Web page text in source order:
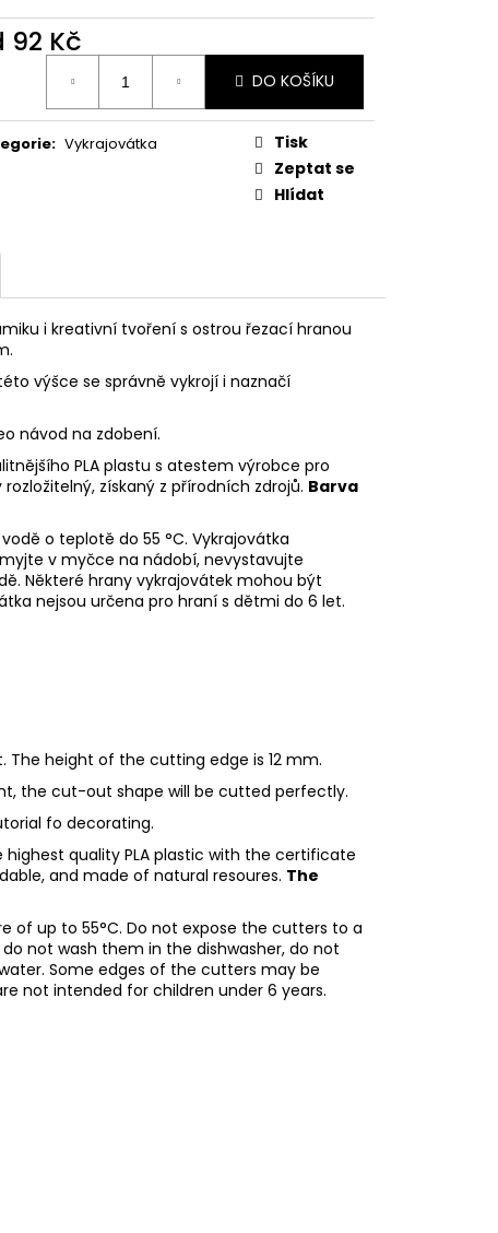
92 Kč
DO KOŠÍKU
: Vykrajovátka
Tisk
Zeptat se
Hlídat
i kreativní tvoření s ostrou řezací hranou
výšce se správně vykrojí i naznačí
návod na zdobení.
PLA plastu s atestem výrobce pro
získaný z přírodních zdrojů. Barva
o teplotě do 55 °C. Vykrajovátka
v myčce na nádobí, nevystavujte
Některé hrany vykrajovátek mohou být
nejsou určena pro hraní s dětmi do 6 let.
height of the cutting edge is 12 mm.
the cut-out shape will be cutted perfectly.
fo decorating.
quality PLA plastic with the certificate
and made of natural resoures. The
of up to 55°C. Do not expose the cutters to a
not wash them in the dishwasher, do not
Some edges of the cutters may be
not intended for children under 6 years.